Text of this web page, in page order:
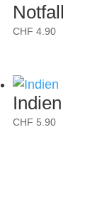
Notfall
CHF 4.90
Indien
CHF 5.90